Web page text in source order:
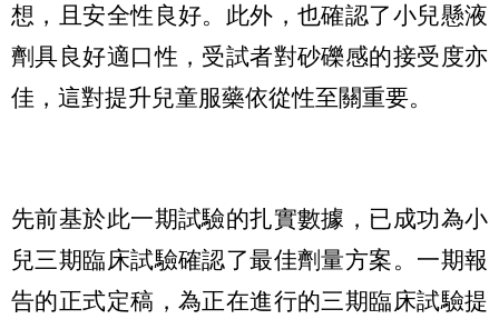
想，且安全性良好。此外，也確認了小兒懸液
劑具良好適口性，受試者對砂礫感的接受度亦
佳，這對提升兒童服藥依從性至關重要。
先前基於此一期試驗的扎實數據，已成功為小
兒三期臨床試驗確認了最佳劑量方案。一期報
告的正式定稿，為正在進行的三期臨床試驗提